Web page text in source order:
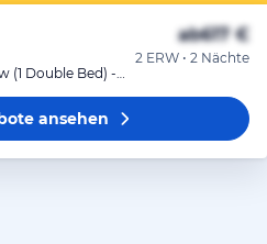
Superior Double Room, Sea View (1 Double Bed) - Package Rate
ab617 €
2 ERW • 2 Nächte
ansehen